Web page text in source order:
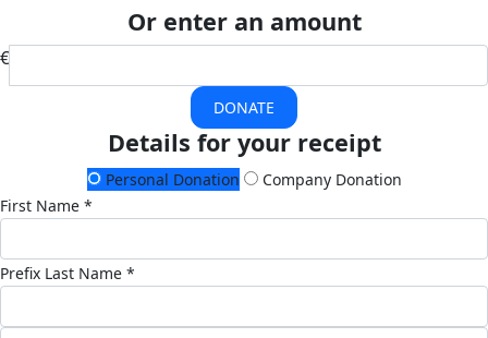
Or enter an amount
€
DONATE
Details for your receipt
Personal Donation
Company Donation
First Name *
Prefix Last Name *